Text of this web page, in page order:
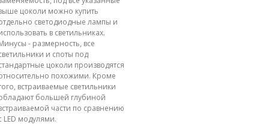
цоколи можно купить
светодиодные лампы и
в светильниках.
- размерность, все
и споты под
цоколи производятся
похожими. Кроме
встраиваемые светильники
большей глубиной
части по сравнению
LED модулями.